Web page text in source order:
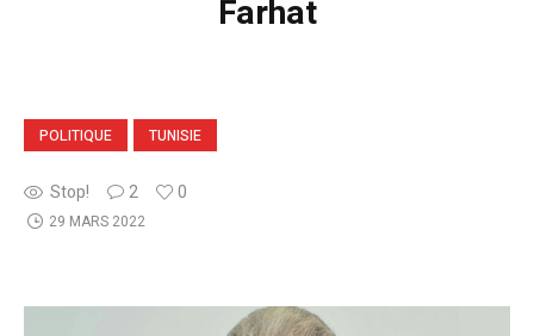
Farhat
POLITIQUE TUNISIE
Stop! 2 0
29 MARS 2022